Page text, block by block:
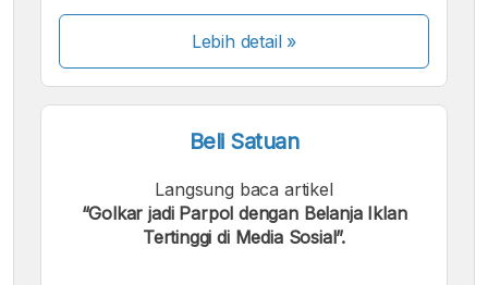
Lebih detail »
Beli Satuan
Langsung baca artikel
“Golkar jadi Parpol dengan Belanja Iklan
Tertinggi di Media Sosial”.